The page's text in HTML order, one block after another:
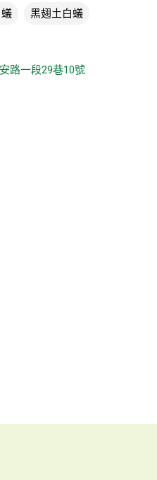
黑翅土白蟻
路一段29巷10號